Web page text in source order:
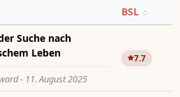
BSL
Suche nach
Leben
- 11. August 2025
7.7